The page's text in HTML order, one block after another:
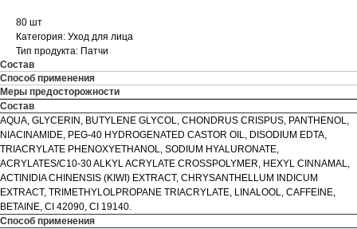
80 шт
Категория: Уход для лица
Тип продукта: Патчи
Состав
Способ применения
Меры предосторожности
Состав
AQUA, GLYCERIN, BUTYLENE GLYCOL, CHONDRUS CRISPUS, PANTHENOL,
NIACINAMIDE, PEG-40 HYDROGENATED CASTOR OIL, DISODIUM EDTA,
TRIACRYLATE PHENOXYETHANOL, SODIUM HYALURONATE,
ACRYLATES/C10-30 ALKYL ACRYLATE CROSSPOLYMER, HEXYL CINNAMAL,
ACTINIDIA CHINENSIS (KIWI) EXTRACT, CHRYSANTHELLUM INDICUM
EXTRACT, TRIMETHYLOLPROPANE TRIACRYLATE, LINALOOL, CAFFEINE,
BETAINE, CI 42090, CI 19140.
Способ применения